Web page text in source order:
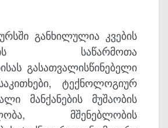
განხილულია კვების
საწარმოთა
გასათვალისწინებელი
ტექნოლოგიურ
მანქანების მუშაობის
მშენებლობის